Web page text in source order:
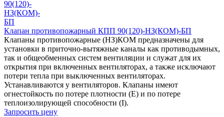
Клапан противопожарный КПП 90(120)-НЗ(КОМ)-БП
Клапаны противопожарные (НЗ)КОМ предназначены для
установки в приточно-вытяжные каналы как противодымных,
так и общеобменных систем вентиляции и служат для их
открытия при включенных вентиляторах, а также исключают
потери тепла при выключенных вентиляторах.
Устанавливаются у вентиляторов. Клапаны имеют
огнестойкость по потере плотности (Е) и по потере
теплоизолирующей способности (I).
Запросить цену